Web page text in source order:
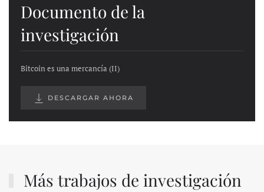
Documento de la
investigación
Bitcoin es una mercancía (II)
DESCARGAR AHORA
Más trabajos de investigación